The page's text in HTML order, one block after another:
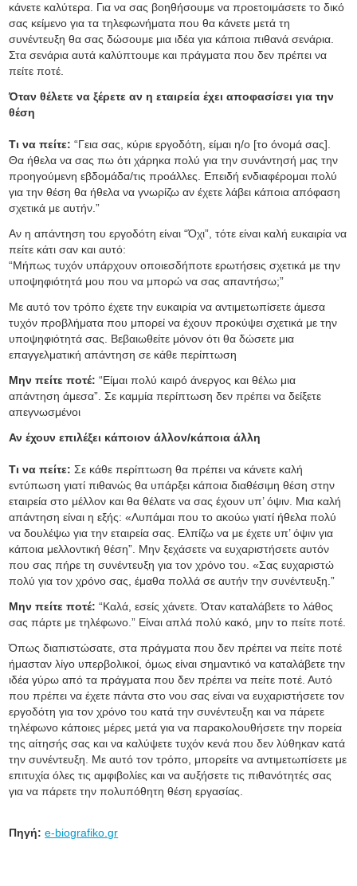
κάνετε καλύτερα. Για να σας βοηθήσουμε να προετοιμάσετε το δικό
σας κείμενο για τα τηλεφωνήματα που θα κάνετε μετά τη
συνέντευξη θα σας δώσουμε μια ιδέα για κάποια πιθανά σενάρια.
Στα σενάρια αυτά καλύπτουμε και πράγματα που δεν πρέπει να
πείτε ποτέ.
Όταν θέλετε να ξέρετε αν η εταιρεία έχει αποφασίσει για την
θέση
Τι να πείτε: “Γεια σας, κύριε εργοδότη, είμαι η/ο [το όνομά σας].
Θα ήθελα να σας πω ότι χάρηκα πολύ για την συνάντησή μας την
προηγούμενη εβδομάδα/τις προάλλες. Επειδή ενδιαφέρομαι πολύ
για την θέση θα ήθελα να γνωρίζω αν έχετε λάβει κάποια απόφαση
σχετικά με αυτήν.”
Αν η απάντηση του εργοδότη είναι “Όχι”, τότε είναι καλή ευκαιρία να
πείτε κάτι σαν και αυτό:
“Μήπως τυχόν υπάρχουν οποιεσδήποτε ερωτήσεις σχετικά με την
υποψηφιότητά μου που να μπορώ να σας απαντήσω;”
Με αυτό τον τρόπο έχετε την ευκαιρία να αντιμετωπίσετε άμεσα
τυχόν προβλήματα που μπορεί να έχουν προκύψει σχετικά με την
υποψηφιότητά σας. Βεβαιωθείτε μόνον ότι θα δώσετε μια
επαγγελματική απάντηση σε κάθε περίπτωση
Μην πείτε ποτέ: “Είμαι πολύ καιρό άνεργος και θέλω μια
απάντηση άμεσα”. Σε καμμία περίπτωση δεν πρέπει να δείξετε
απεγνωσμένοι
Αν έχουν επιλέξει κάποιον άλλον/κάποια άλλη
Τι να πείτε: Σε κάθε περίπτωση θα πρέπει να κάνετε καλή
εντύπωση γιατί πιθανώς θα υπάρξει κάποια διαθέσιμη θέση στην
εταιρεία στο μέλλον και θα θέλατε να σας έχουν υπ’ όψιν. Μια καλή
απάντηση είναι η εξής: «Λυπάμαι που το ακούω γιατί ήθελα πολύ
να δουλέψω για την εταιρεία σας. Ελπίζω να με έχετε υπ’ όψιν για
κάποια μελλοντική θέση”. Μην ξεχάσετε να ευχαριστήσετε αυτόν
που σας πήρε τη συνέντευξη για τον χρόνο του. «Σας ευχαριστώ
πολύ για τον χρόνο σας, έμαθα πολλά σε αυτήν την συνέντευξη.”
Μην πείτε ποτέ: “Καλά, εσείς χάνετε. Όταν καταλάβετε το λάθος
σας πάρτε με τηλέφωνο.” Είναι απλά πολύ κακό, μην το πείτε ποτέ.
Όπως διαπιστώσατε, στα πράγματα που δεν πρέπει να πείτε ποτέ
ήμασταν λίγο υπερβολικοί, όμως είναι σημαντικό να καταλάβετε την
ιδέα γύρω από τα πράγματα που δεν πρέπει να πείτε ποτέ. Αυτό
που πρέπει να έχετε πάντα στο νου σας είναι να ευχαριστήσετε τον
εργοδότη για τον χρόνο του κατά την συνέντευξη και να πάρετε
τηλέφωνο κάποιες μέρες μετά για να παρακολουθήσετε την πορεία
της αίτησής σας και να καλύψετε τυχόν κενά που δεν λύθηκαν κατά
την συνέντευξη. Με αυτό τον τρόπο, μπορείτε να αντιμετωπίσετε με
επιτυχία όλες τις αμφιβολίες και να αυξήσετε τις πιθανότητές σας
για να πάρετε την πολυπόθητη θέση εργασίας.
Πηγή:e-biografiko.gr